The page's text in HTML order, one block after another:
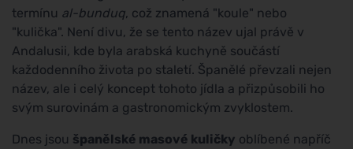
termínu al-bunduq, což znamená "koule" nebo
"kulička". Není divu, že se tento název ujal právě v
Andalusii, kde byla arabská kuchyně součástí
každodenního života po staletí. Španělé převzali nejen
název, ale i celý koncept tohoto jídla a přizpůsobili ho
svým surovinám a gastronomickým zvyklostem.
Dnes jsou španělské masové kuličky oblíbené napříč